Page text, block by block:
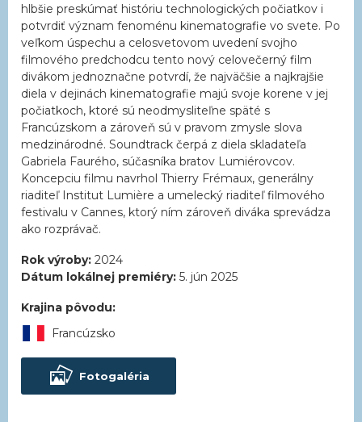
hlbšie preskúmať históriu technologických počiatkov i
potvrdiť význam fenoménu kinematografie vo svete. Po
veľkom úspechu a celosvetovom uvedení svojho
filmového predchodcu tento nový celovečerný film
divákom jednoznačne potvrdí, že najväčšie a najkrajšie
diela v dejinách kinematografie majú svoje korene v jej
počiatkoch, ktoré sú neodmysliteľne späté s
Francúzskom a zároveň sú v pravom zmysle slova
medzinárodné. Soundtrack čerpá z diela skladateľa
Gabriela Faurého, súčasníka bratov Lumiérovcov.
Koncepciu filmu navrhol Thierry Frémaux, generálny
riaditeľ Institut Lumière a umelecký riaditeľ filmového
festivalu v Cannes, ktorý ním zároveň diváka sprevádza
ako rozprávač.
Rok výroby: 2024
Dátum lokálnej premiéry: 5. jún 2025
Krajina pôvodu:
Francúzsko
Fotogaléria